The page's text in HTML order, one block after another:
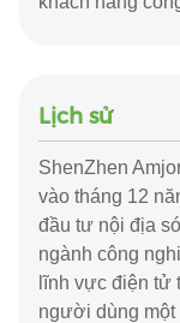
Lịch sử
ShenZhen
vào tháng 12
đầu tư nội địa
ngành công
lĩnh vực điện tử
người dùng một